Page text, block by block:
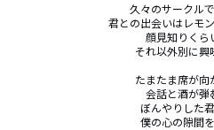
久々のサークル
君との出会いはレモ
顔見知りくら
それ以外別に興
たまたま席が向
会話と酒が弾
ぼんやりした
僕の心の隙間